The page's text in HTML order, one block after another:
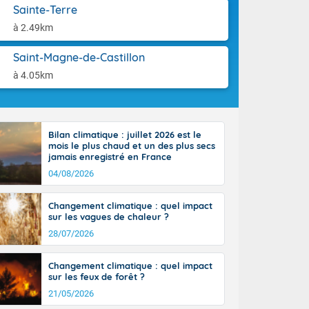
Sainte-Terre
à 2.49km
Saint-Magne-de-Castillon
à 4.05km
jusque
la Corse.
Pyrénées,
marge de
de la
En soirée,
sur
sur le
hors côtes
38 ou 39
Bilan climatique : juillet 2026 est le
mois le plus chaud et un des plus secs
jamais enregistré en France
04/08/2026
Changement climatique : quel impact
sur les vagues de chaleur ?
28/07/2026
Changement climatique : quel impact
sur les feux de forêt ?
21/05/2026